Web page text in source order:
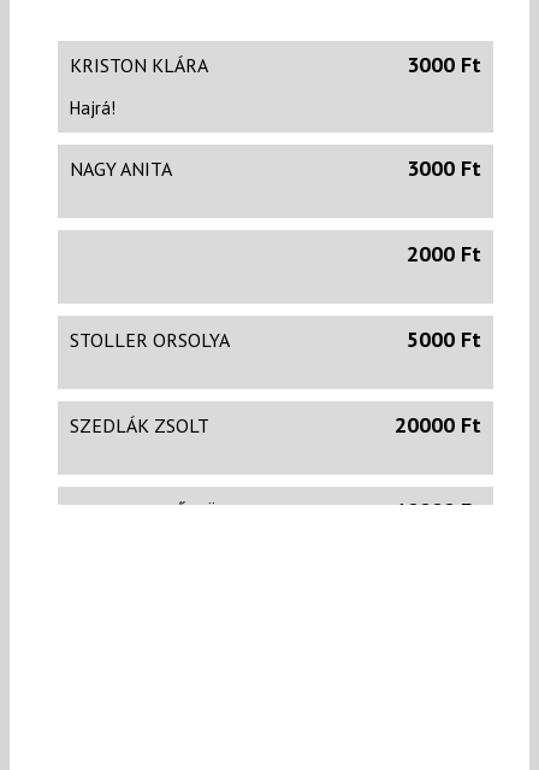
KRISTON KLÁRA 3000 Ft
Hajrá!
NAGY ANITA 3000 Ft
2000 Ft
STOLLER ORSOLYA 5000 Ft
SZEDLÁK ZSOLT 20000 Ft
SIMON ENIKŐ TÜNDE 10000 Ft